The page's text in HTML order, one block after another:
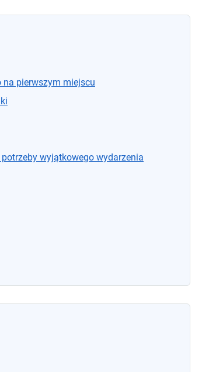
na pierwszym miejscu
wyjątkowego wydarzenia